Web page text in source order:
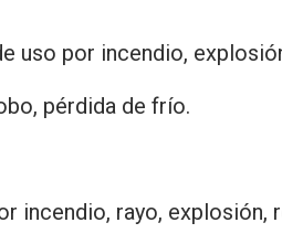
uso por incendio,
pérdida de frío.
incendio, rayo,